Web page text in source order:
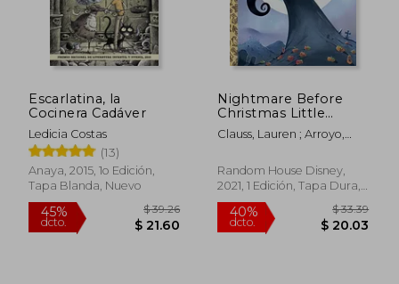
40%
dcto.
40%
dcto.
Escarlatina, la
Cocinera Cadáver
Ledicia Costas
(13)
Anaya, 2015, 1o Edición,
Tapa Blanda, Nuevo
Nightmare Before
Christmas Little
Golden Book (a Little
Golden Book) (en
Clauss, Lauren ; Arroyo,
Random House Disney,
2021, 1 Edición, Tapa Dura,
Nuevo